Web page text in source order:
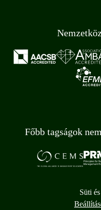
Főbb tagságok
Süti